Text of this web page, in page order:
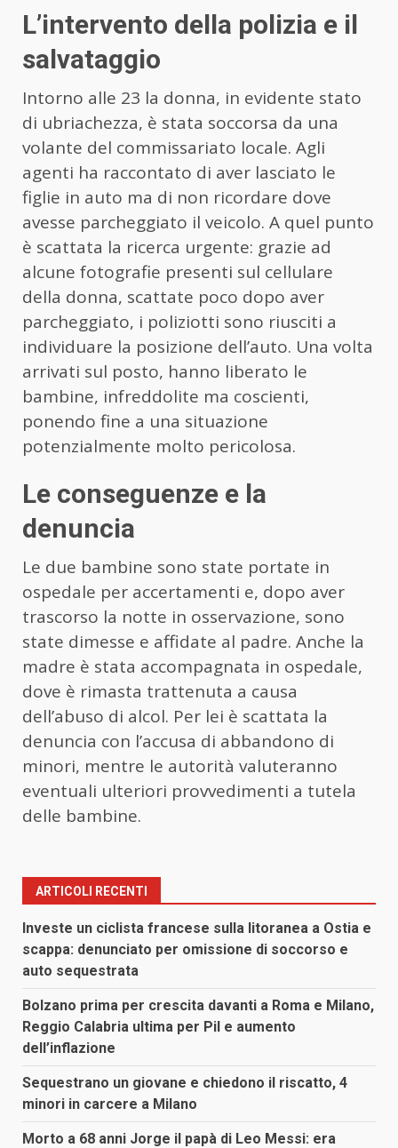
L’intervento della polizia e il
salvataggio
Intorno alle 23 la donna, in evidente stato
di ubriachezza, è stata soccorsa da una
volante del commissariato locale. Agli
agenti ha raccontato di aver lasciato le
figlie in auto ma di non ricordare dove
avesse parcheggiato il veicolo. A quel punto
è scattata la ricerca urgente: grazie ad
alcune fotografie presenti sul cellulare
della donna, scattate poco dopo aver
parcheggiato, i poliziotti sono riusciti a
individuare la posizione dell’auto. Una volta
arrivati sul posto, hanno liberato le
bambine, infreddolite ma coscienti,
ponendo fine a una situazione
potenzialmente molto pericolosa.
Le conseguenze e la
denuncia
Le due bambine sono state portate in
ospedale per accertamenti e, dopo aver
trascorso la notte in osservazione, sono
state dimesse e affidate al padre. Anche la
madre è stata accompagnata in ospedale,
dove è rimasta trattenuta a causa
dell’abuso di alcol. Per lei è scattata la
denuncia con l’accusa di abbandono di
minori, mentre le autorità valuteranno
eventuali ulteriori provvedimenti a tutela
delle bambine.
ARTICOLI RECENTI
Investe un ciclista francese sulla litoranea a Ostia e
scappa: denunciato per omissione di soccorso e
auto sequestrata
Bolzano prima per crescita davanti a Roma e Milano,
Reggio Calabria ultima per Pil e aumento
dell’inflazione
Sequestrano un giovane e chiedono il riscatto, 4
minori in carcere a Milano
Morto a 68 anni Jorge il papà di Leo Messi: era